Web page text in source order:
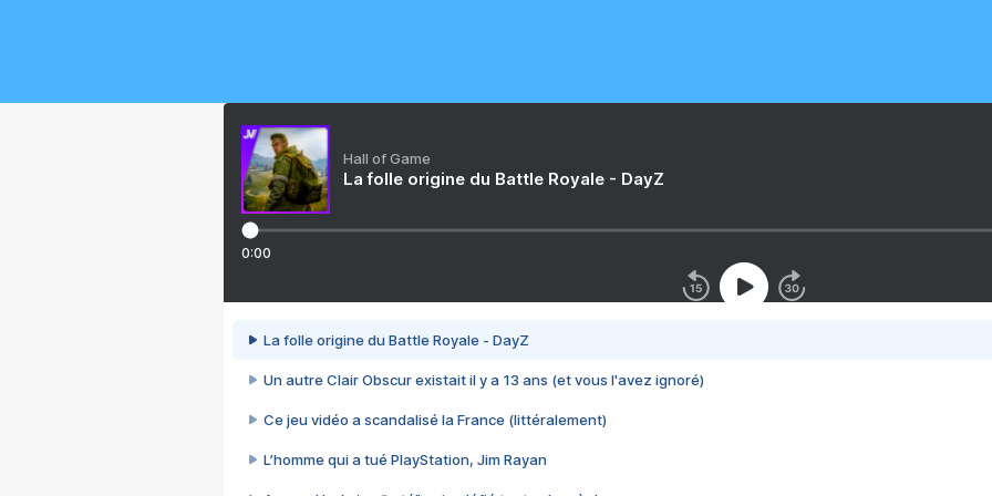
Hall of Game
La folle origine du Battle Royale - DayZ
0:00
La folle origine du Battle Royale - DayZ
Un autre Clair Obscur existait il y a 13 ans (et vous l'avez ignoré)
Ce jeu vidéo a scandalisé la France (littéralement)
L’homme qui a tué PlayStation, Jim Rayan